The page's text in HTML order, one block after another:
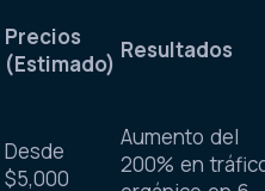
Precios
(Estimado)
Resultados
Desde
$5,000
Aumento del
200% en